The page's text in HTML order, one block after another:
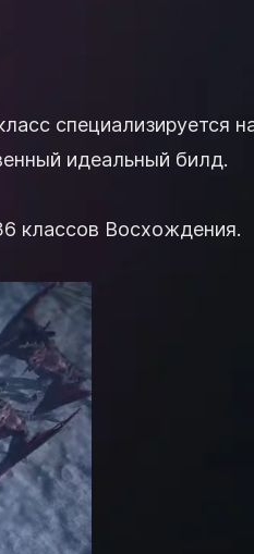
специализируется
идеальный билд.
классов Восхождения.